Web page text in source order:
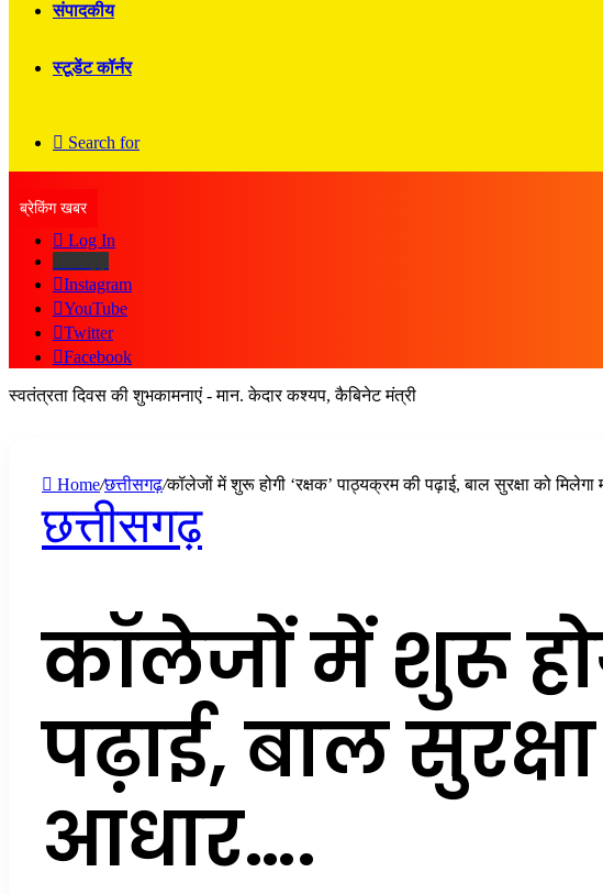
संपादकीय
स्टूडेंट कॉर्नर
Search for
ब्रेकिंग खबर
Log In
Instagram
YouTube
Twitter
Facebook
स्वतंत्रता दिवस की शुभकामनाएं - मान. केदार कश्यप, कैबिनेट मंत्री
Home/छत्तीसगढ़/कॉलेजों में शुरू होगी ‘रक्षक’ पाठ्यक्रम की पढ़ाई, बाल सुरक्षा को
छत्तीसगढ़
कॉलेजों में शुरू
पढ़ाई, बाल
आधार….